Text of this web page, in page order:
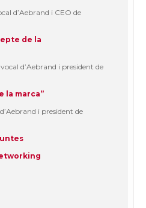
d’Aebrand i CEO de
de la
vocal d’Aebrand i president de
la marca”
i president de